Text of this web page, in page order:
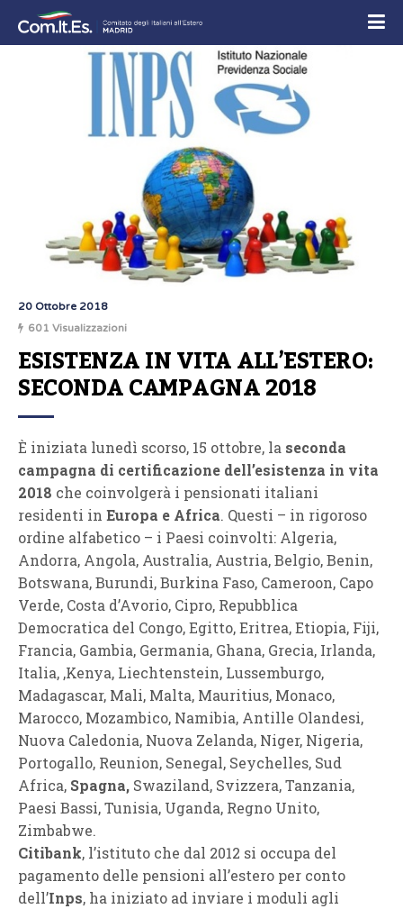
20 Ottobre 2018
601 Visualizzazioni
ESISTENZA IN VITA ALL’ESTERO:
SECONDA CAMPAGNA 2018
È iniziata lunedì scorso, 15 ottobre, la seconda
campagna di certificazione dell’esistenza in vita
2018 che coinvolgerà i pensionati italiani
residenti in Europa e Africa. Questi – in rigoroso
ordine alfabetico – i Paesi coinvolti: Algeria,
Andorra, Angola, Australia, Austria, Belgio, Benin,
Botswana, Burundi, Burkina Faso, Cameroon, Capo
Verde, Costa d’Avorio, Cipro, Repubblica
Democratica del Congo, Egitto, Eritrea, Etiopia, Fiji,
Francia, Gambia, Germania, Ghana, Grecia, Irlanda,
Italia, ,Kenya, Liechtenstein, Lussemburgo,
Madagascar, Mali, Malta, Mauritius, Monaco,
Marocco, Mozambico, Namibia, Antille Olandesi,
Nuova Caledonia, Nuova Zelanda, Niger, Nigeria,
Portogallo, Reunion, Senegal, Seychelles, Sud
Africa, Spagna, Swaziland, Svizzera, Tanzania,
Paesi Bassi, Tunisia, Uganda, Regno Unito,
Zimbabwe.
Citibank, l’istituto che dal 2012 si occupa del
pagamento delle pensioni all’estero per conto
dell’Inps, ha iniziato ad inviare i moduli agli